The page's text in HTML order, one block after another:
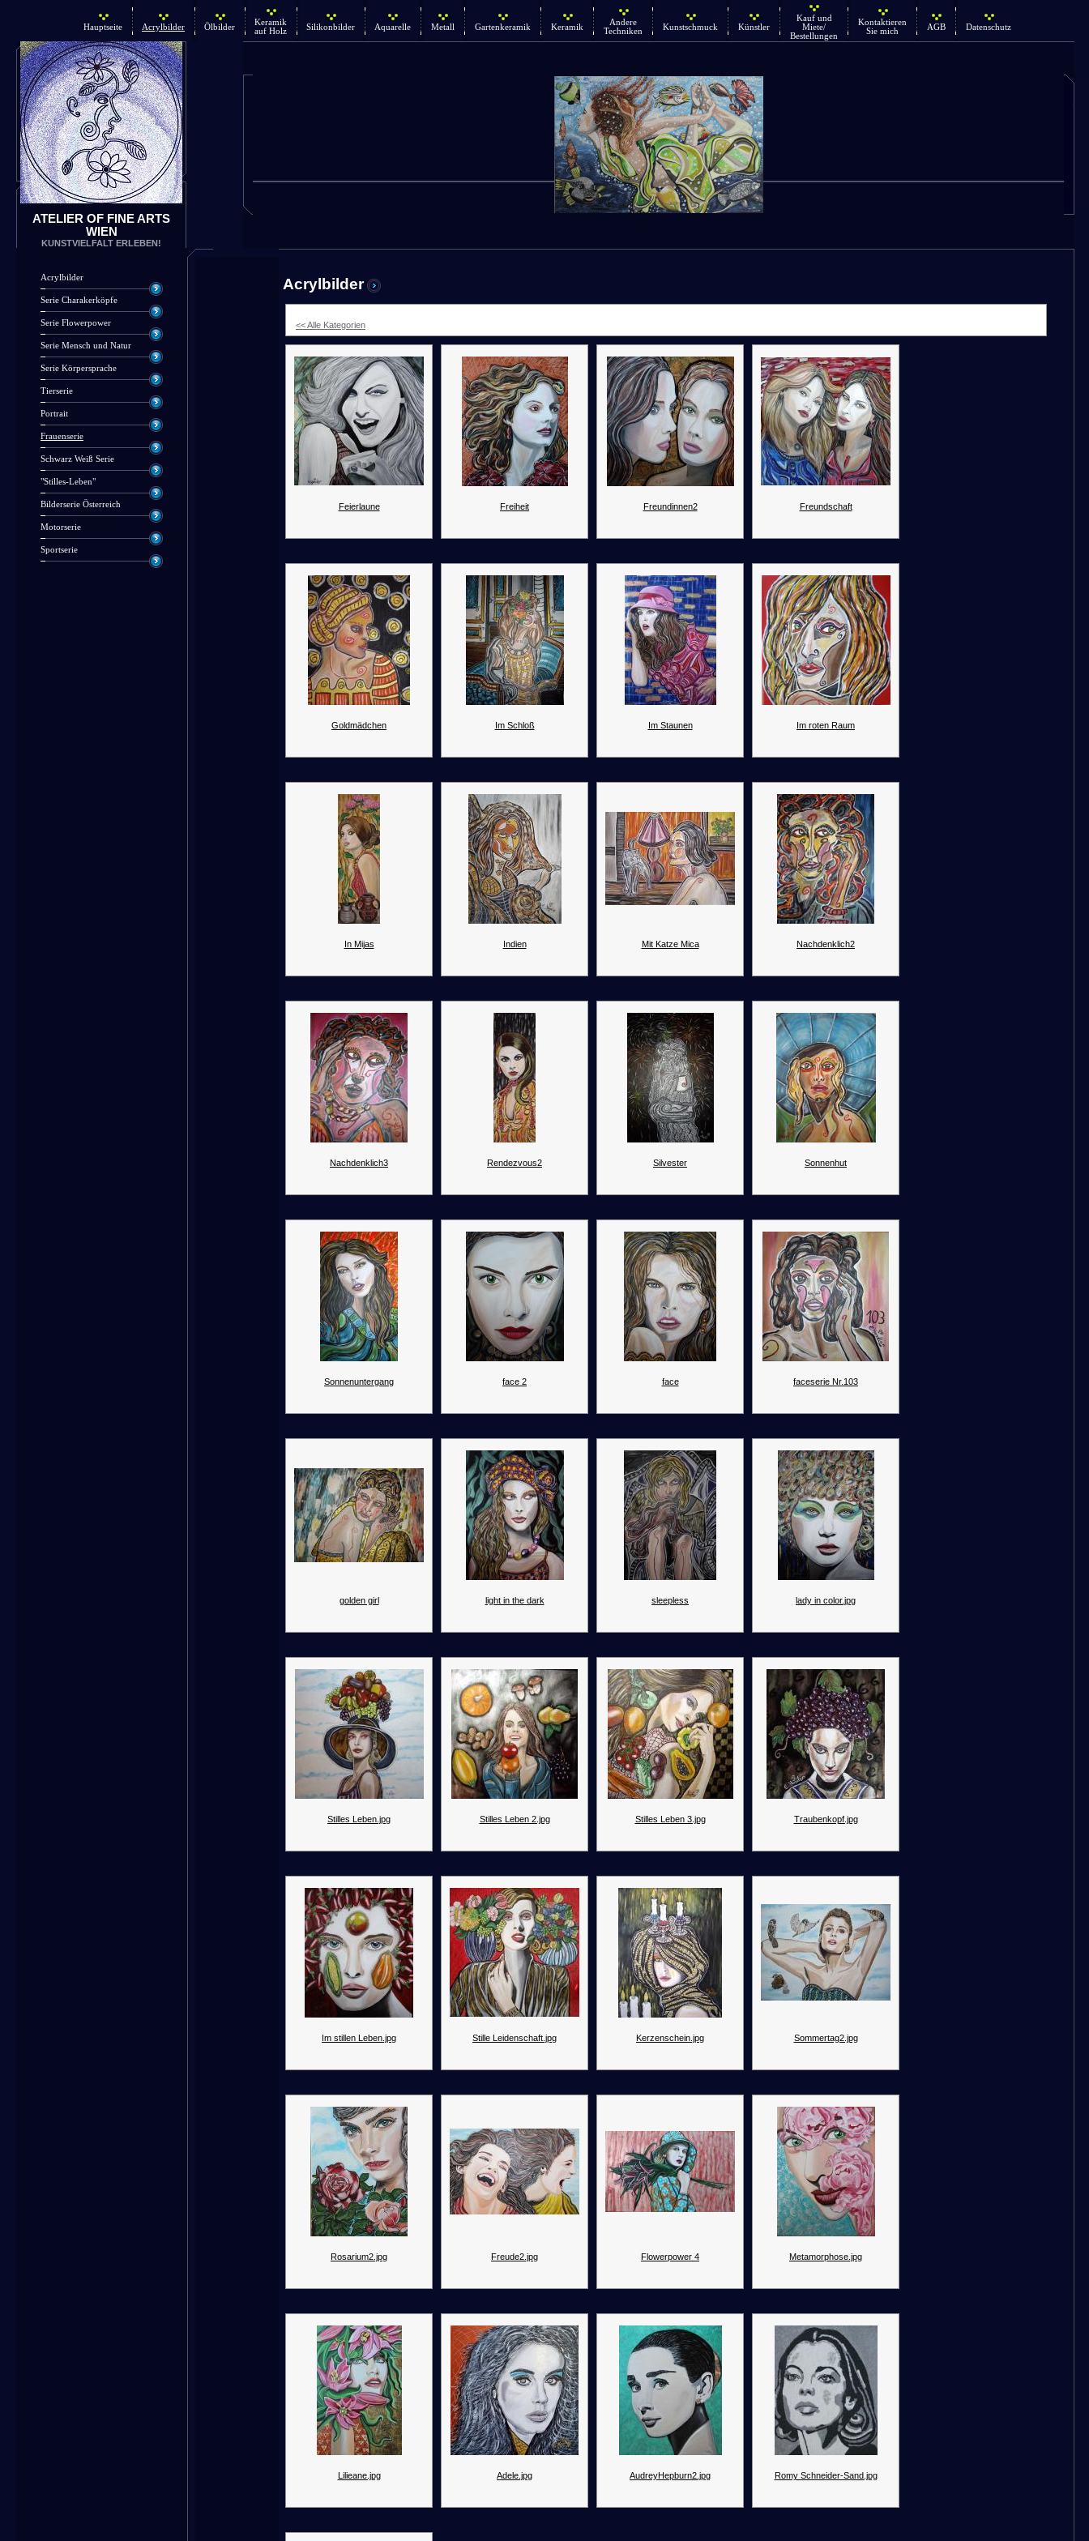
Hauptseite Acrylbilder Ölbilder
Keramik
auf Holz
Silikonbilder Aquarelle Metall Gartenkeramik Keramik
Andere
Techniken
Kunstschmuck Künstler
Kauf und
Miete/
Bestellungen
Kontaktieren
Sie mich
AGB Datenschutz
ATELIER OF FINE ARTS
WIEN
KUNSTVIELFALT ERLEBEN!
Acrylbilder
Serie Charakerköpfe
Serie Flowerpower
Serie Mensch und Natur
Serie Körpersprache
Tierserie
Portrait
Frauenserie
Schwarz Weiß Serie
"Stilles-Leben"
Bilderserie Österreich
Motorserie
Sportserie
Acrylbilder
<< Alle Kategorien
Feierlaune Freiheit Freundinnen2 Freundschaft
Goldmädchen Im Schloß Im Staunen Im roten Raum
In Mijas Indien Mit Katze Mica Nachdenklich2
Nachdenklich3 Rendezvous2 Silvester Sonnenhut
Sonnenuntergang face 2 face faceserie Nr.103
golden girl light in the dark sleepless lady in color.jpg
Stilles Leben.jpg Stilles Leben 2.jpg Stilles Leben 3.jpg Traubenkopf.jpg
Im stillen Leben.jpg Stille Leidenschaft.jpg Kerzenschein.jpg Sommertag2.jpg
Rosarium2.jpg Freude2.jpg Flowerpower 4 Metamorphose.jpg
Lilieane.jpg Adele.jpg AudreyHepburn2.jpg Romy Schneider-Sand.jpg